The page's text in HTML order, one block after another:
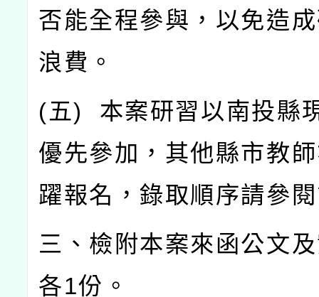
否能全程參與，以免造
浪費。
(五) 本案研習以南投縣
優先參加，其他縣市教
躍報名，錄取順序請參
三、檢附本案來函公文
各1份。